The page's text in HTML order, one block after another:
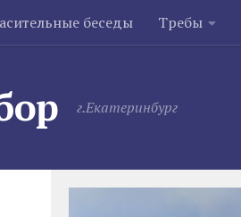
беседы Требы
г.Екатеринбург